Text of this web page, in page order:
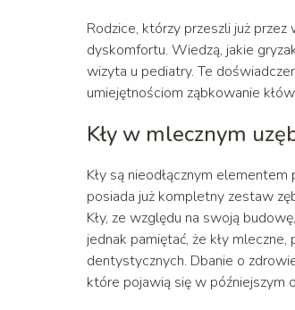
Rodzice, którzy przeszli już
dyskomfortu. Wiedzą, jakie
wizyta u pediatry. Te
umiejętnościom ząbkowanie
Kły w mlecznym
Kły są nieodłącznym
posiada już kompletny zestaw
Kły, ze względu na swoją
jednak pamiętać, że kły
dentystycznych. Dbanie o
które pojawią się w późniejszym